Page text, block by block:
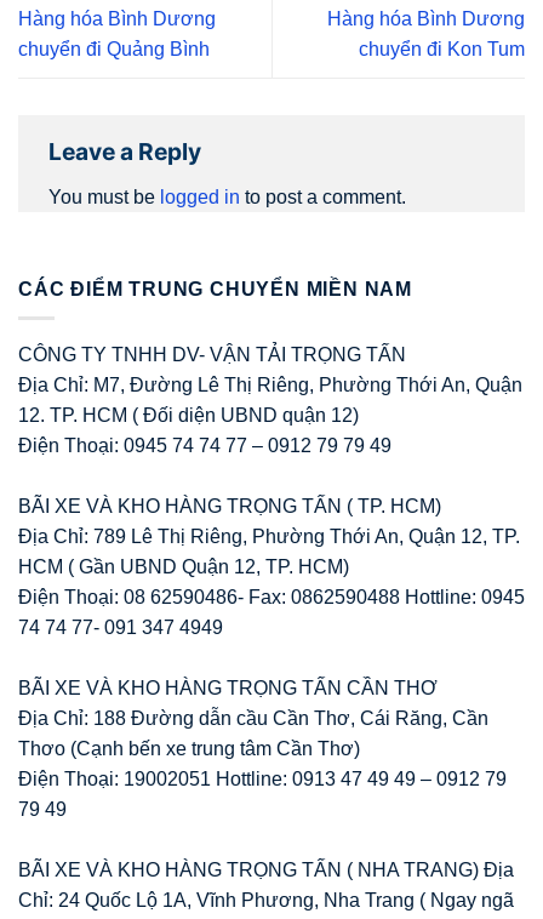
Hàng hóa Bình Dương
chuyển đi Quảng Bình
Hàng hóa Bình Dương
chuyển đi Kon Tum
Leave a Reply
You must be logged in to post a comment.
CÁC ĐIỂM TRUNG CHUYỂN MIỀN NAM
CÔNG TY TNHH DV- VẬN TẢI TRỌNG TẤN
Địa Chỉ: M7, Đường Lê Thị Riêng, Phường Thới An, Quận
12. TP. HCM ( Đối diện UBND quận 12)
Điện Thoại: 0945 74 74 77 – 0912 79 79 49
BÃI XE VÀ KHO HÀNG TRỌNG TẤN ( TP. HCM)
Địa Chỉ: 789 Lê Thị Riêng, Phường Thới An, Quận 12, TP.
HCM ( Gần UBND Quận 12, TP. HCM)
Điện Thoại: 08 62590486- Fax: 0862590488 Hottline: 0945
74 74 77- 091 347 4949
BÃI XE VÀ KHO HÀNG TRỌNG TẤN CẦN THƠ
Địa Chỉ: 188 Đường dẫn cầu Cần Thơ, Cái Răng, Cần
Thơo (Cạnh bến xe trung tâm Cần Thơ)
Điện Thoại: 19002051 Hottline: 0913 47 49 49 – 0912 79
79 49
BÃI XE VÀ KHO HÀNG TRỌNG TẤN ( NHA TRANG) Địa
Chỉ: 24 Quốc Lộ 1A, Vĩnh Phương, Nha Trang ( Ngay ngã